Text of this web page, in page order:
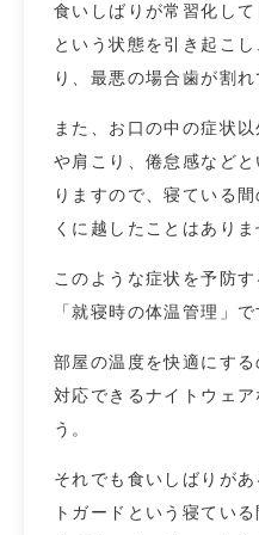
食いしばりが常習化して
という状態を引き起こ
り、最悪の場合歯が割
また、お口の中の症状
や肩こり、倦怠感など
りますので、寝ている
くに越したことはありま
このような症状を予防
「就寝時の体温管理」で
部屋の温度を快適にす
対応できるナイトウェ
う。
それでも食いしばりが
トガードという寝てい